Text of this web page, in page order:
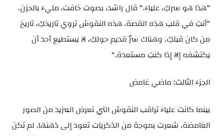
"هذا هو سركِ، علياء." قال راشد، بصوت خافت، مليء بالحزن.
"أنتِ في قلب هذه القصة. هذه النقوش تروي تاريخكِ، تاريخ
من كان قبلكِ. وهناك سرٌ قديم حولكِ، لا يستطيع أحد أن
يكتشفه إلا إذا كنتِ مستعدة."
الجزء الثالث: ماضي غامض
بينما كانت علياء تراقب النقوش التي تعرض المزيد من الصور
الغامضة، شعرت بموجة من الذكريات تعود إلى ذهنها. لم تكن